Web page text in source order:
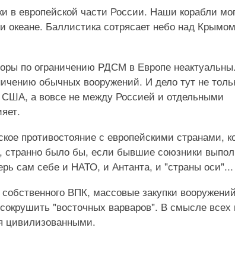
в европейской части России. Наши корабли
Баллистика сотрясает небо над
по ограничению РДСМ в Европе
обычных вооружений. И дело тут не
а вовсе не между Россией и отдельными
противостояние с европейскими странами,
странно было бы, если бывшие союзники
сам себе и НАТО, и Антанта, и "страны оси"...
ВПК, массовые закупки
"восточных варваров". В смысле всех
цивилизованными.